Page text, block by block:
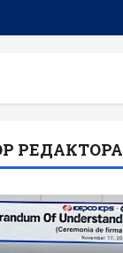
РЕДАКТОРА